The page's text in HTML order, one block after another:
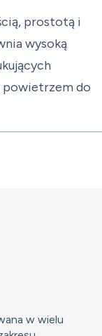
prostotą i
wysoką
powietrzem do
w wielu